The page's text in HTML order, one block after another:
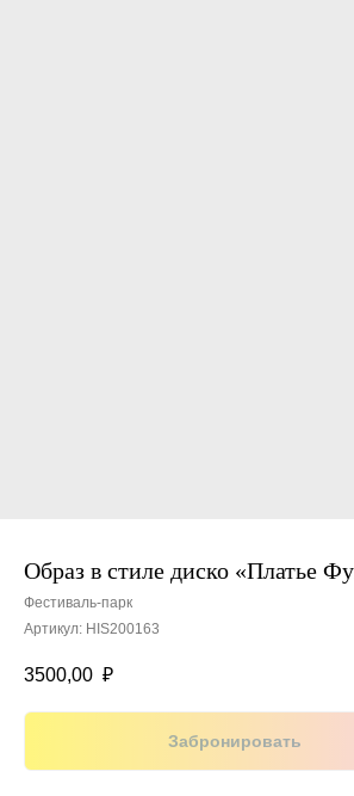
Образ в стиле диско «Платье
Фестиваль-парк
Артикул: HIS200163
3500,00 ₽
Забронировать